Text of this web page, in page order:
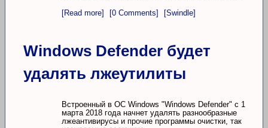
[Read more]
[0 Comments] [Swindle]
Windows Defender будет
удалять лжеутилиты
Встроенный в ОС Windows "Windows Defender" с 1
марта 2018 года начнет удалять разнообразные
лжеантивирусы и прочие программы очистки, так